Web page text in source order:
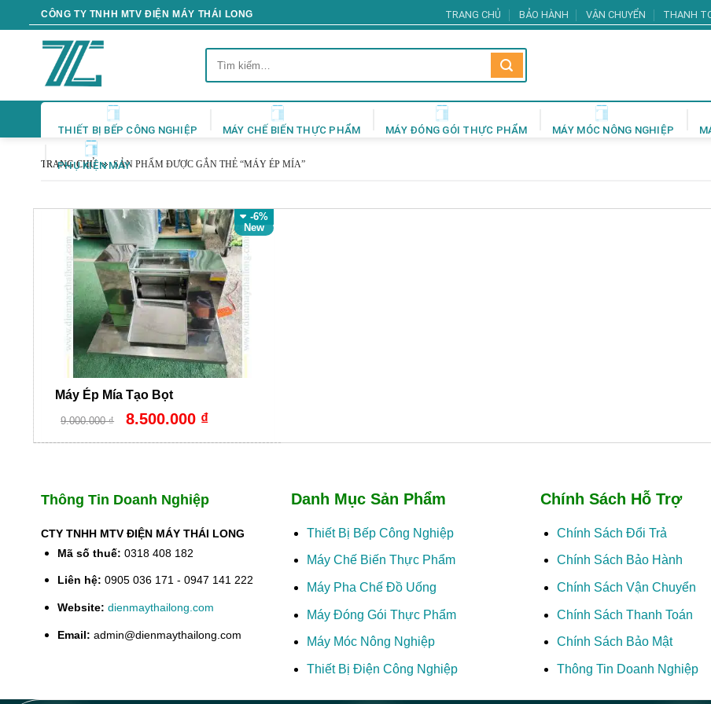
to
CÔNG TY TNHH MTV ĐIỆN MÁY THÁI LONG TRANG CHỦ BẢO HÀNH VẬN CHUYỂN THANH
THIẾT BỊ BẾP CÔNG NGHIỆP MÁY CHẾ BIẾN THỰC PHẨM MÁY ĐÓNG GÓI THỰC PHẨM MÁY MÓC NÔNG NGHIỆP
PHỤ KIỆN MÁY
TRANG CHỦ SẢN PHẨM ĐƯỢC GẮN THẺ “MÁY ÉP MÍA”
-6%
New
Máy Ép Mía Tạo Bọt
9.000.000₫
Giá
gốc
8.500.000 ₫Giá
hiện
Thông Tin Doanh Nghiệp
CTY TNHH MTV ĐIỆN MÁY THÁI LONG
Mã số thuế: 0318 408 182
Liên hệ: 0905 036 171 - 0947 141 222
Website: dienmaythailong.com
Email: admin@dienmaythailong.com
Danh Mục Sản Phẩm
Thiết Bị Bếp Công Nghiệp
Máy Chế Biến Thực Phẩm
Máy Pha Chế Đồ Uống
Máy Đóng Gói Thực Phẩm
Máy Móc Nông Nghiệp
Thiết Bị Điện Công Nghiệp
Chính Sách Hỗ Trợ
Chính Sách Đổi Trả
Chính Sách Bảo Hành
Chính Sách Vận Chuyển
Chính Sách Thanh Toán
Chính Sách Bảo Mật
Thông Tin Doanh Nghiệp